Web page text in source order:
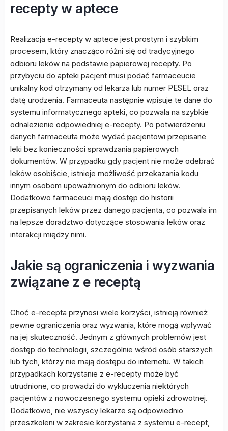
recepty w aptece
Realizacja e-recepty w aptece jest prostym i szybkim
procesem, który znacząco różni się od tradycyjnego
odbioru leków na podstawie papierowej recepty. Po
przybyciu do apteki pacjent musi podać farmaceucie
unikalny kod otrzymany od lekarza lub numer PESEL oraz
datę urodzenia. Farmaceuta następnie wpisuje te dane do
systemu informatycznego apteki, co pozwala na szybkie
odnalezienie odpowiedniej e-recepty. Po potwierdzeniu
danych farmaceuta może wydać pacjentowi przepisane
leki bez konieczności sprawdzania papierowych
dokumentów. W przypadku gdy pacjent nie może odebrać
leków osobiście, istnieje możliwość przekazania kodu
innym osobom upoważnionym do odbioru leków.
Dodatkowo farmaceuci mają dostęp do historii
przepisanych leków przez danego pacjenta, co pozwala im
na lepsze doradztwo dotyczące stosowania leków oraz
interakcji między nimi.
Jakie są ograniczenia i wyzwania
związane z e receptą
Choć e-recepta przynosi wiele korzyści, istnieją również
pewne ograniczenia oraz wyzwania, które mogą wpływać
na jej skuteczność. Jednym z głównych problemów jest
dostęp do technologii, szczególnie wśród osób starszych
lub tych, którzy nie mają dostępu do internetu. W takich
przypadkach korzystanie z e-recepty może być
utrudnione, co prowadzi do wykluczenia niektórych
pacjentów z nowoczesnego systemu opieki zdrowotnej.
Dodatkowo, nie wszyscy lekarze są odpowiednio
przeszkoleni w zakresie korzystania z systemu e-recept,